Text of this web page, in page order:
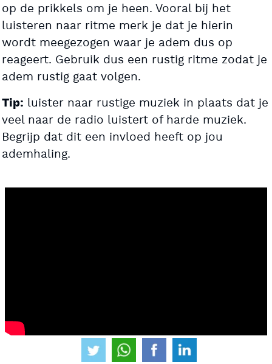
op de prikkels om je heen. Vooral bij het
luisteren naar ritme merk je dat je hierin
wordt meegezogen waar je adem dus op
reageert. Gebruik dus een rustig ritme zodat je
adem rustig gaat volgen.
Tip: luister naar rustige muziek in plaats dat je
veel naar de radio luistert of harde muziek.
Begrijp dat dit een invloed heeft op jou
ademhaling.